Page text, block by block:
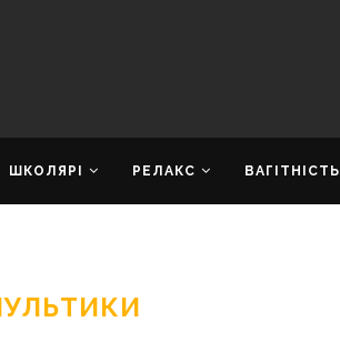
ШКОЛЯРІ РЕЛАКС ВАГІТНІСТЬ